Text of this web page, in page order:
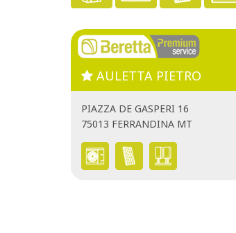
AULETTA PIETRO
PIAZZA DE GASPERI 16
75013 FERRANDINA MT